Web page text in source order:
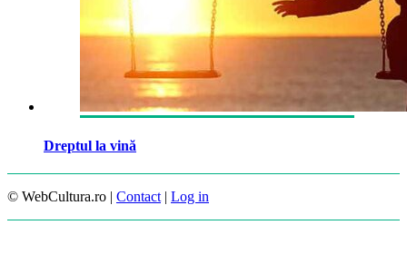
Dreptul la vină
© WebCultura.ro | Contact | Log in